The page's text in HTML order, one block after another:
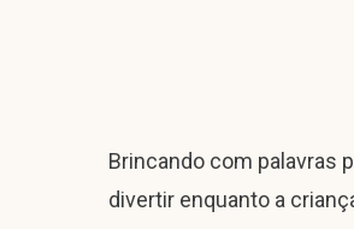
Brincando com palavras
divertir enquanto a